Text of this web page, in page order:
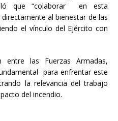
que “colaborar en esta
al bienestar de las
el vínculo del Ejército con
entre las Fuerzas Armadas,
para enfrentar este
la relevancia del trabajo
del incendio.